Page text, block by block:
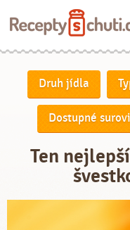
Druh jídla
Dostupné
Ten